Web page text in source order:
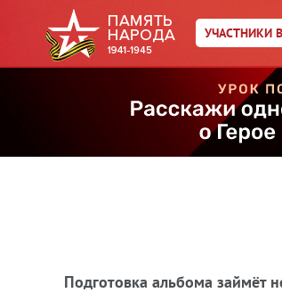
УЧАСТНИКИ
Подготовка альбома займёт